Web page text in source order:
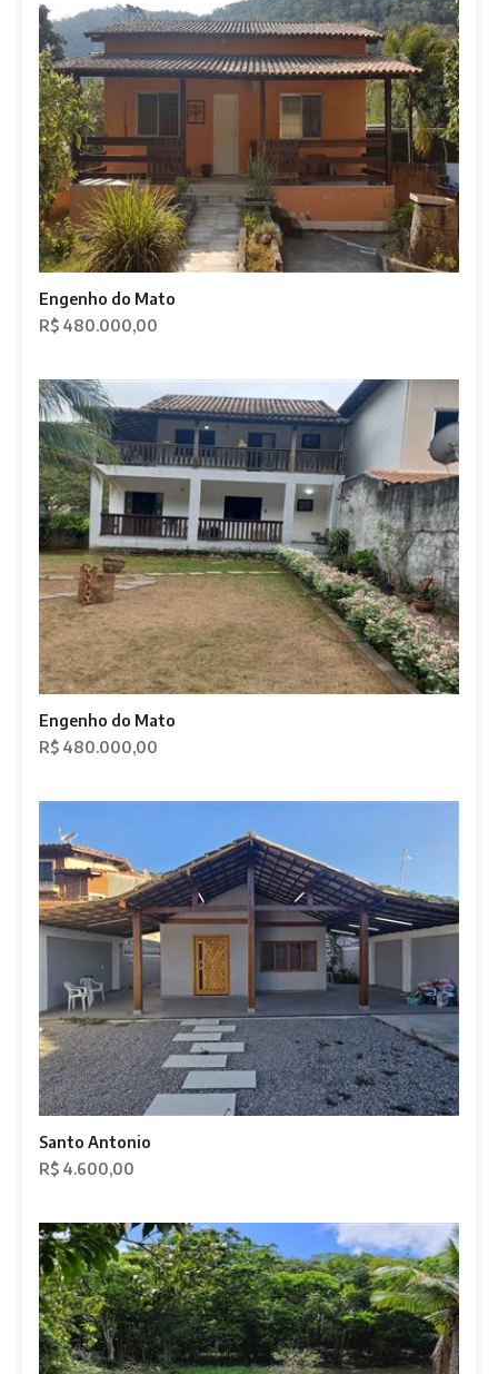
Engenho do Mato
R$ 480.000,00
Engenho do Mato
R$ 480.000,00
Santo Antonio
R$ 4.600,00